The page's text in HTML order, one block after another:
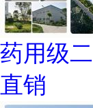
药用级
直销